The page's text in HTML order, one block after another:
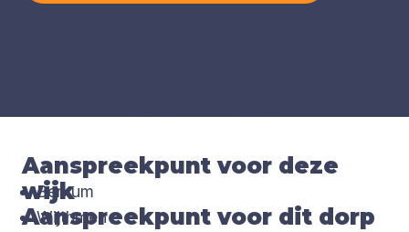
Aanspreekpunt voor deze
wijk
Berkum
Aanspreekpunt voor dit dorp
Wijthmen